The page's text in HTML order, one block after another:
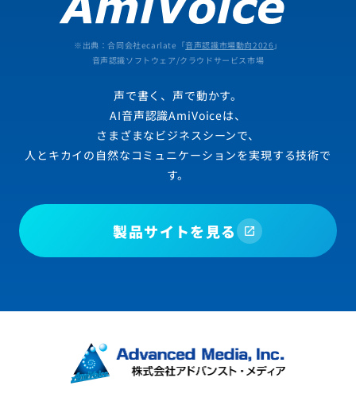
※出典：合同会社ecarlate「音声認識市場動向2026 」
音声認識ソフトウェア/クラウドサービス市場
声で書く、声で動かす。
AI音声認識AmiVoiceは、
さまざまなビジネスシーンで、
人とキカイの自然なコミュニケーションを実現する技術で
す。
製品サイトを見る